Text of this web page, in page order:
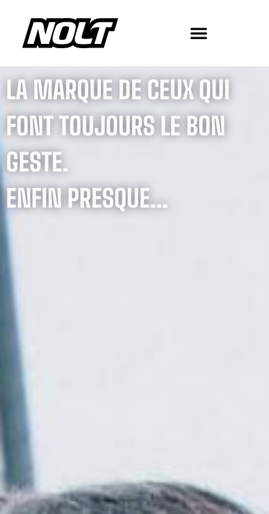
LA MARQUE DE CEUX QUI
FONT TOUJOURS LE BON
GESTE.
ENFIN PRESQUE...